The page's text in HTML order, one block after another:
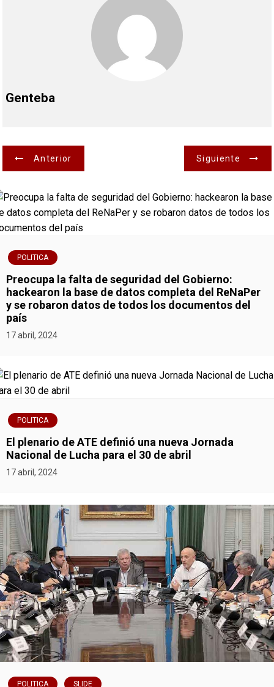
Genteba
N
v
e
g
a
c
i
ó
n
d
e
e
n
t
r
a
d
a
s
Anterior Siguiente
POLITICA
Preocupa la falta de seguridad del Gobierno:
hackearon la base de datos completa del ReNaPer
y se robaron datos de todos los documentos del
país
17 abril, 2024
POLITICA
El plenario de ATE definió una nueva Jornada
Nacional de Lucha para el 30 de abril
17 abril, 2024
POLITICA SLIDE